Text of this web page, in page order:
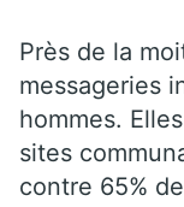
Près de la
messageries
hommes.
sites
contre 65%